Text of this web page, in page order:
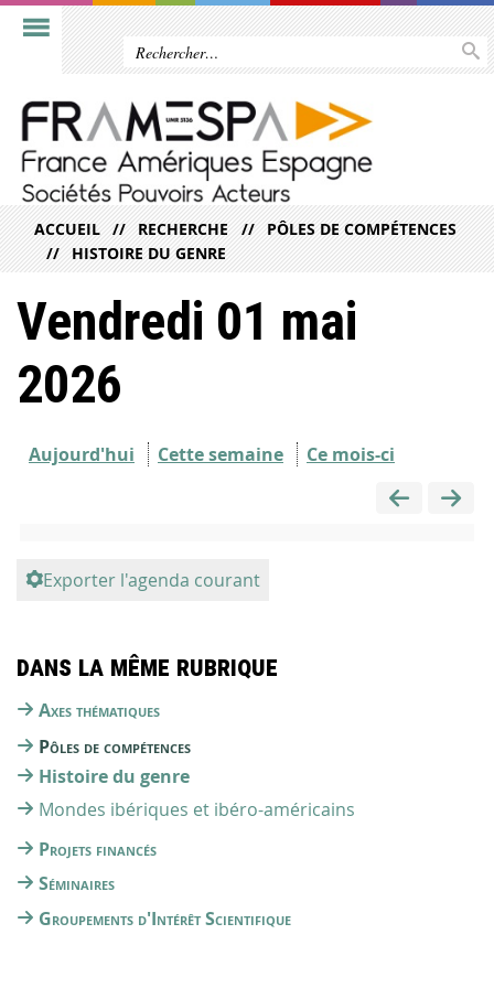
ACCUEIL RECHERCHE
PÔLES DE COMPÉTENCES
HISTOIRE DU GENRE
Vendredi 01 mai
2026
Aujourd'hui Cette semaine Ce mois-ci
Exporter l'agenda courant
Dans la même rubrique
Axes thématiques
Pôles de compétences
Histoire du genre
Mondes ibériques et ibéro-américains
Projets financés
Séminaires
Groupements d'Intérêt Scientifique